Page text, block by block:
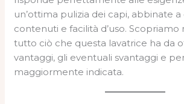
un’ottima pulizia dei capi, abbinate
contenuti e facilità d’uso.
tutto ciò che questa lavatrice ha da
vantaggi, gli eventuali svantaggi e
maggiormente indicata.